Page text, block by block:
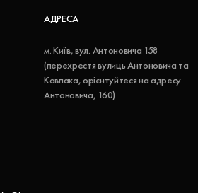
АДРЕСА
м. Київ, вул. Антоновича 158
(перехрестя вулиць Антоновича та
Ковпака, орієнтуйтеся на адресу
Антоновича, 160)